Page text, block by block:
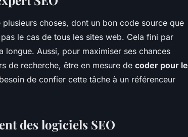
choses, dont un bon code source que
le cas de tous les sites web. Cela fini par
longue. Aussi, pour maximiser ses chances
de recherche, être en mesure de coder pour le
de confier cette tâche à un référenceur
des logiciels SEO